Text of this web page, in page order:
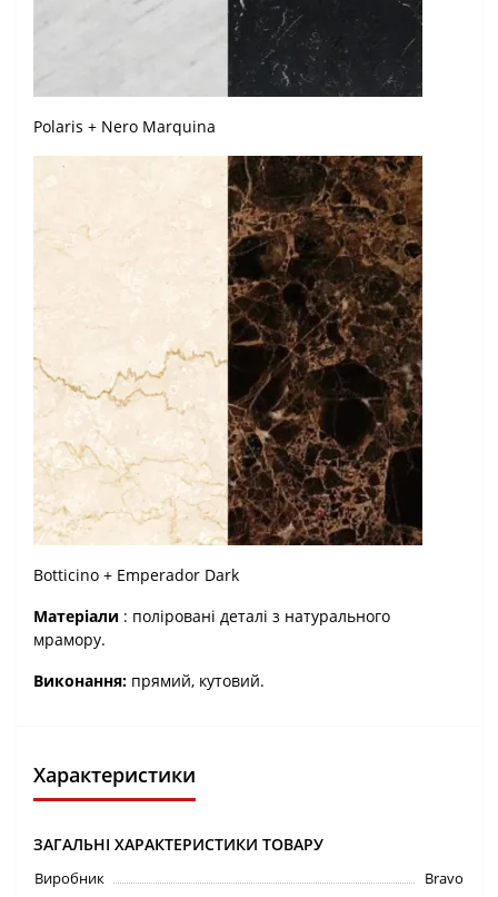
Polaris + Nero Marquina
Botticino + Emperador Dark
Матеріали : поліровані деталі з натурального
мрамору.
Виконання: прямий, кутовий.
Характеристики
ЗАГАЛЬНІ ХАРАКТЕРИСТИКИ ТОВАРУ
Виробник
Bravo